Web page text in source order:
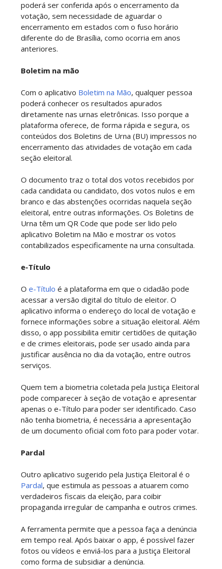
poderá ser conferida após o encerramento da
votação, sem necessidade de aguardar o
encerramento em estados com o fuso horário
diferente do de Brasília, como ocorria em anos
anteriores.
Boletim na mão
Com o aplicativo Boletim na Mão, qualquer pessoa
poderá conhecer os resultados apurados
diretamente nas urnas eletrônicas. Isso porque a
plataforma oferece, de forma rápida e segura, os
conteúdos dos Boletins de Urna (BU) impressos no
encerramento das atividades de votação em cada
seção eleitoral.
O documento traz o total dos votos recebidos por
cada candidata ou candidato, dos votos nulos e em
branco e das abstenções ocorridas naquela seção
eleitoral, entre outras informações. Os Boletins de
Urna têm um QR Code que pode ser lido pelo
aplicativo Boletim na Mão e mostrar os votos
contabilizados especificamente na urna consultada.
e-Título
O e-Título é a plataforma em que o cidadão pode
acessar a versão digital do título de eleitor. O
aplicativo informa o endereço do local de votação e
fornece informações sobre a situação eleitoral. Além
disso, o app possibilita emitir certidões de quitação
e de crimes eleitorais, pode ser usado ainda para
justificar ausência no dia da votação, entre outros
serviços.
Quem tem a biometria coletada pela Justiça Eleitoral
pode comparecer à seção de votação e apresentar
apenas o e-Título para poder ser identificado. Caso
não tenha biometria, é necessária a apresentação
de um documento oficial com foto para poder votar.
Pardal
Outro aplicativo sugerido pela Justiça Eleitoral é o
Pardal, que estimula as pessoas a atuarem como
verdadeiros fiscais da eleição, para coibir
propaganda irregular de campanha e outros crimes.
A ferramenta permite que a pessoa faça a denúncia
em tempo real. Após baixar o app, é possível fazer
fotos ou vídeos e enviá-los para a Justiça Eleitoral
como forma de subsidiar a denúncia.